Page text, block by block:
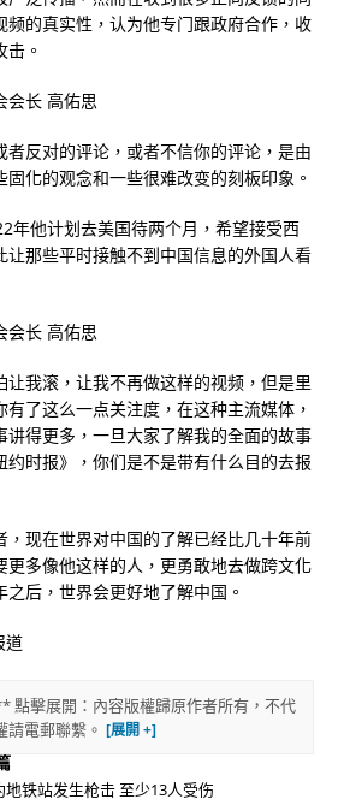
频的真实性，认为他专门跟政府合作，收
。
会长 高佑思
者反对的评论，或者不信你的评论，是由
化的观念和一些很难改变的刻板印象。
年他计划去美国待两个月，希望接受西
让那些平时接触不到中国信息的外国人看
会长 高佑思
我滚，让我不再做这样的视频，但是里
了这么一点关注度，在这种主流媒体，
讲得更多，一旦大家了解我的全面的故事
时报》，你们是不是带有什么目的去报
，现在世界对中国的了解已经比几十年前
更多像他这样的人，更勇敢地去做跨文化
后，世界会更好地了解中国。
道
點擊展開：內容版權歸原作者所有，不代
電郵聯繫。
铁站发生枪击 至少13人受伤